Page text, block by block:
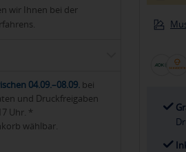
wir Ihnen bei der
04.09.–08.09. bei
und Druckfreigaben
Uhr. *
wählbar.